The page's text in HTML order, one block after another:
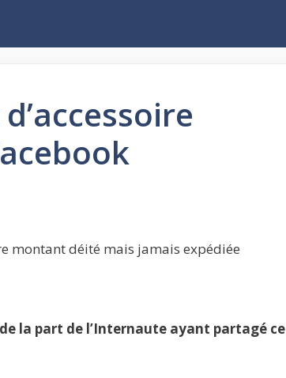
montant déité mais jamais expédiée
la part de l’Internaute ayant partagé ce